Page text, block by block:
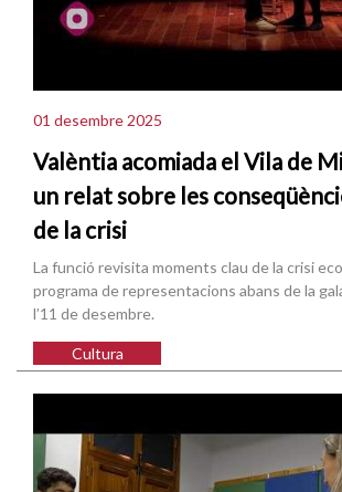
01 desembre 2025
Valèntia acomiada el Vila de
un relat sobre les
de la crisi
La funció revisita moments clau de la crisi
programa de representacions abans de la
l’11 de desembre.
Cultura